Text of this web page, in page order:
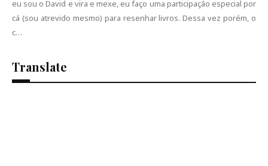
eu sou o David e vira e mexe, eu faço uma participação especial por
cá (sou atrevido mesmo) para resenhar livros. Dessa vez porém, o
c…
Translate